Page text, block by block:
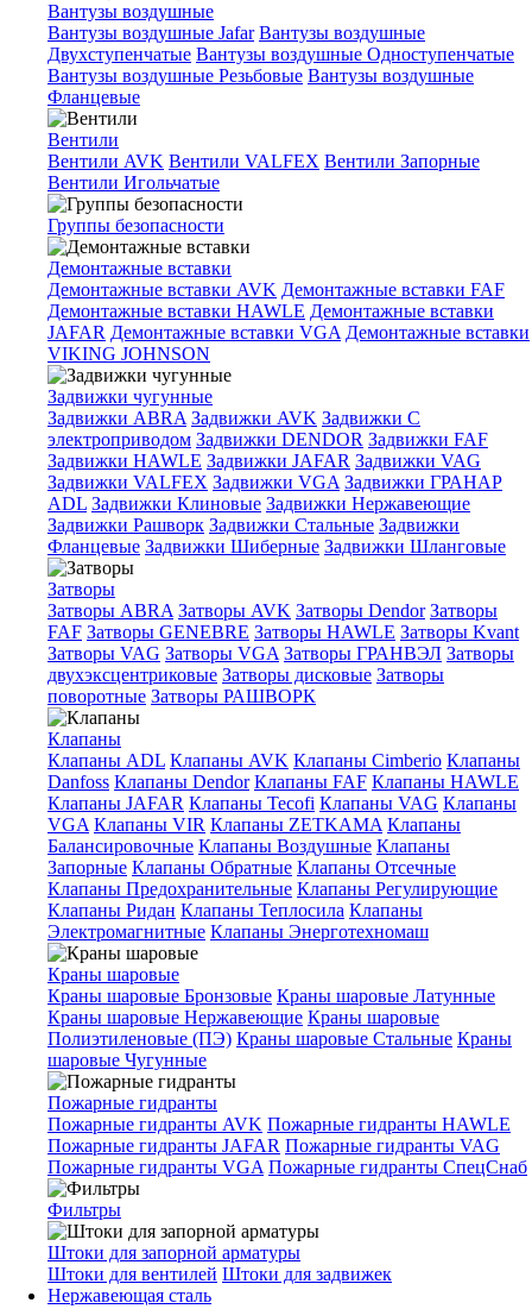
Вантузы воздушные
Вантузы воздушные Jafar Вантузы воздушные
Двухступенчатые Вантузы воздушные Одноступенчатые
Вантузы воздушные Резьбовые Вантузы воздушные
Фланцевые
Вентили
Вентили AVK Вентили VALFEX Вентили Запорные
Вентили Игольчатые
Группы безопасности
Демонтажные вставки
Демонтажные вставки AVK Демонтажные вставки FAF
Демонтажные вставки HAWLE Демонтажные вставки
JAFAR Демонтажные вставки VGA Демонтажные вставки
VIKING JOHNSON
Задвижки чугунные
Задвижки ABRA Задвижки AVK Задвижки C
электроприводом Задвижки DENDOR Задвижки FAF
Задвижки HAWLE Задвижки JAFAR Задвижки VAG
Задвижки VALFEX Задвижки VGA Задвижки ГРАНАР
ADL Задвижки Клиновые Задвижки Нержавеющие
Задвижки Рашворк Задвижки Стальные Задвижки
Фланцевые Задвижки Шиберные Задвижки Шланговые
Затворы
Затворы ABRA Затворы AVK Затворы Dendor Затворы
FAF Затворы GENEBRE Затворы HAWLE Затворы Kvant
Затворы VAG Затворы VGA Затворы ГРАНВЭЛ Затворы
двухэксцентриковые Затворы дисковые Затворы
поворотные Затворы РАШВОРК
Клапаны
Клапаны ADL Клапаны AVK Клапаны Cimberio Клапаны
Danfoss Клапаны Dendor Клапаны FAF Клапаны HAWLE
Клапаны JAFAR Клапаны Tecofi Клапаны VAG Клапаны
VGA Клапаны VIR Клапаны ZETKAMA Клапаны
Балансировочные Клапаны Воздушные Клапаны
Запорные Клапаны Обратные Клапаны Отсечные
Клапаны Предохранительные Клапаны Регулирующие
Клапаны Ридан Клапаны Теплосила Клапаны
Электромагнитные Клапаны Энерготехномаш
Краны шаровые
Краны шаровые Бронзовые Краны шаровые Латунные
Краны шаровые Нержавеющие Краны шаровые
Полиэтиленовые (ПЭ) Краны шаровые Стальные Краны
шаровые Чугунные
Пожарные гидранты
Пожарные гидранты AVK Пожарные гидранты HAWLE
Пожарные гидранты JAFAR Пожарные гидранты VAG
Пожарные гидранты VGA Пожарные гидранты СпецСнаб
Фильтры
Штоки для запорной арматуры
Штоки для вентилей Штоки для задвижек
Нержавеющая сталь